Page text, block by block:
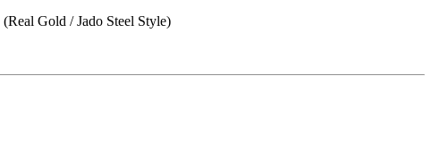
(Real Gold / Jado Steel Style)